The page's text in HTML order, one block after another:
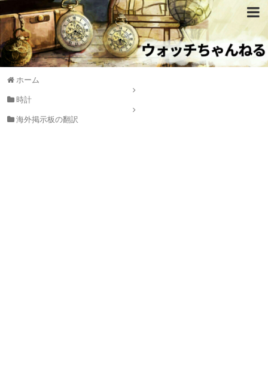
ホーム
時計
海外掲示板の翻訳